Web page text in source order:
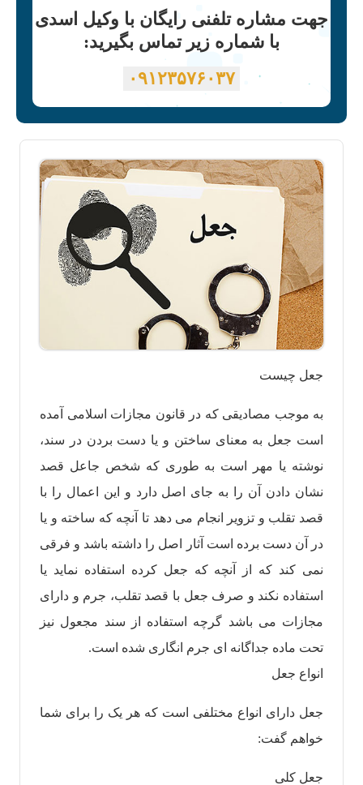
جهت مشاره تلفنی رایگان با وکیل اسدی
با شماره زیر تماس بگیرید:
۰۹۱۲۳۵۷۶۰۳۷
جعل چیست
به موجب مصادیقی که در قانون مجازات اسلامی آمده
است جعل به معنای ساختن و یا دست بردن در سند،
نوشته یا مهر است به طوری که شخص جاعل قصد
نشان دادن آن را به جای اصل دارد و این اعمال را با
قصد تقلب و تزویر انجام می دهد تا آنچه که ساخته و یا
در آن دست برده است آثار اصل را داشته باشد و فرقی
نمی کند که از آنچه که جعل کرده استفاده نماید یا
استفاده نکند و صرف جعل با قصد تقلب، جرم و دارای
مجازات می باشد گرچه استفاده از سند مجعول نیز
تحت ماده جداگانه ای جرم انگاری شده است.
انواع جعل
جعل دارای انواع مختلفی است که هر یک را برای شما
خواهم گفت:
جعل کلی